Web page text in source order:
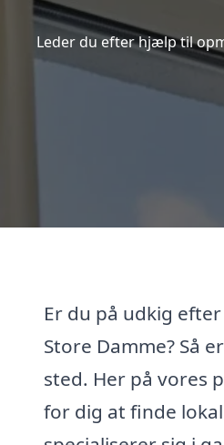
Leder du efter hjælp til
Er du på udkig
Store Damme? Så
sted. Her på vores
for dig at finde